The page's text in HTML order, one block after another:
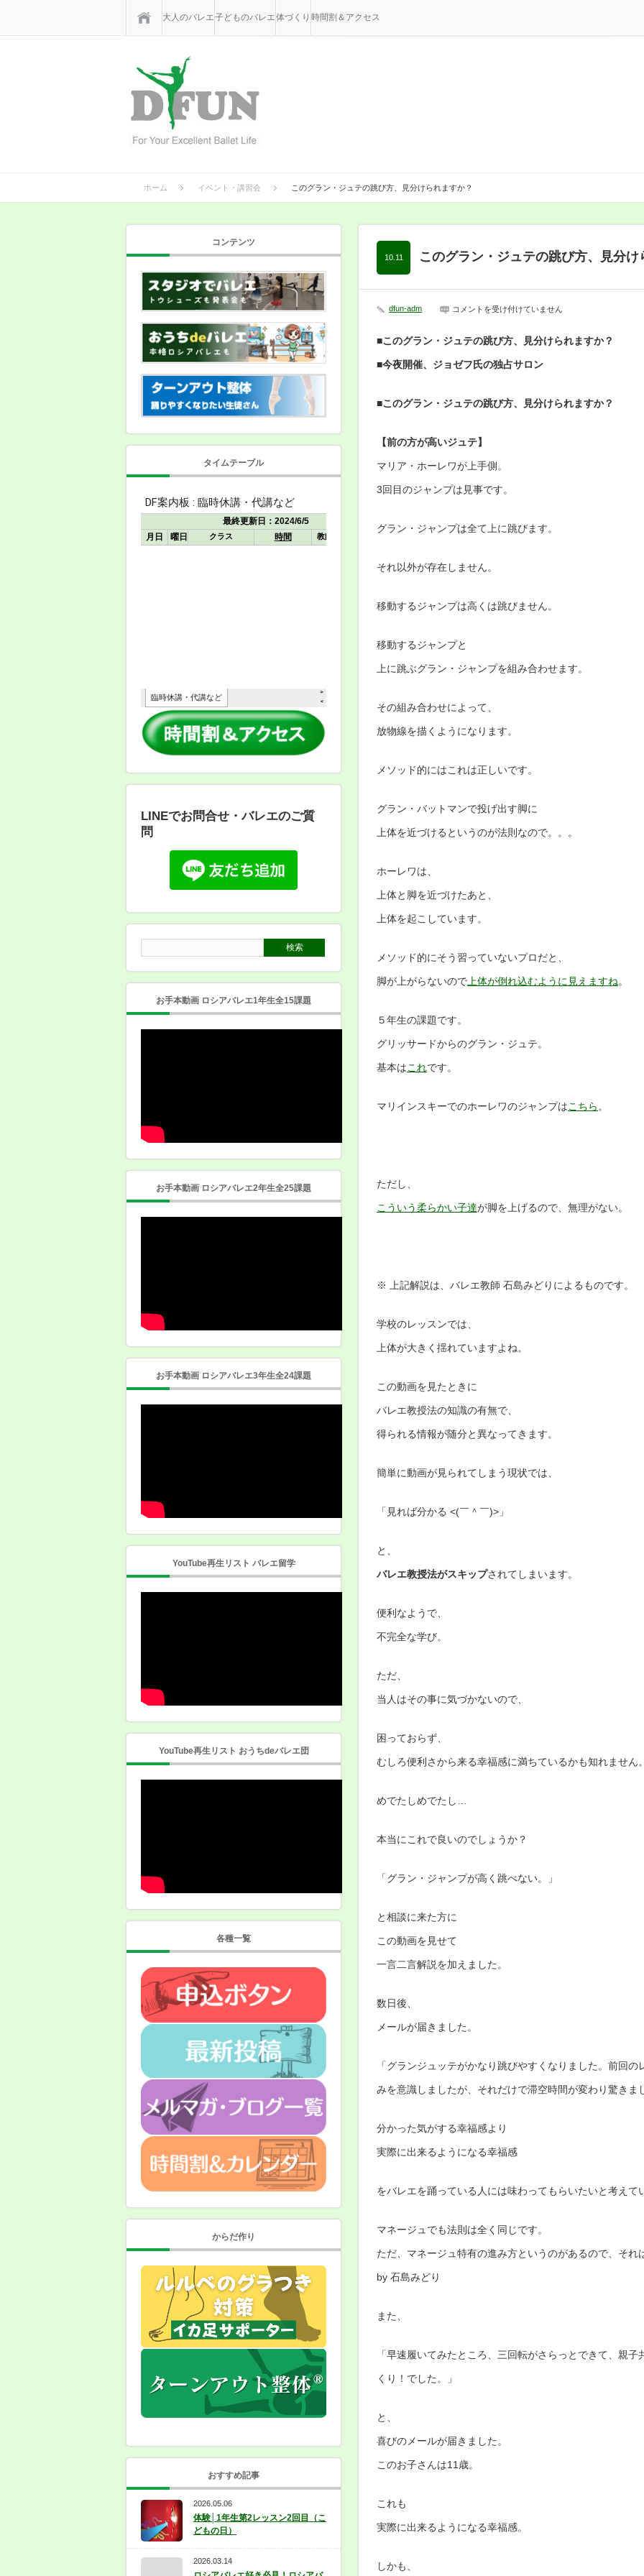
大人のバレエ子どものバレエ体づくり 時間割＆アクセス
ホーム イベント・講習会 このグラン・ジュテの跳び方、見分けられますか？
このグラン・ジュテの跳び方、見分け
10.11
dfun-adm
こ
ラ
ジ
跳
見
分
ら
ま
は
コメントを受け付けていません
■このグラン・ジュテの跳び方、見分けられますか？
■今夜開催、ジョゼフ氏の独占サロン
■このグラン・ジュテの跳び方、見分けられますか？
【前の方が高いジュテ】
マリア・ホーレワが上手側。
3回目のジャンプは見事です。
グラン・ジャンプは全て上に跳びます。
それ以外が存在しません。
移動するジャンプは高くは跳びません。
移動するジャンプと
上に跳ぶグラン・ジャンプを組み合わせます。
その組み合わせによって、
放物線を描くようになります。
メソッド的にはこれは正しいです。
グラン・バットマンで投げ出す脚に
上体を近づけるというのが法則なので。。。
ホーレワは、
上体と脚を近づけたあと、
上体を起こしています。
メソッド的にそう習っていないプロだと、
脚が上がらないので 上体が倒れ込むように見えますね。
５年生の課題です。
グリッサードからのグラン・ジュテ。
基本はこれです。
マリインスキーでのホーレワのジャンプはこちら 。
ただし、
こういう柔らかい子達が脚を上げるので、無理がない。
※ 上記解説は、バレエ教師 石島みどりによるものです。
学校のレッスンでは、
上体が大きく揺れていますよね。
この動画を見たときに
バレエ教授法の知識の有無で、
得られる情報が随分と異なってきます。
簡単に動画が見られてしまう現状では、
「見れば分かる <(￣＾￣)>」
と、
バレエ教授法がスキップされてしまいます。
便利なようで、
不完全な学び。
ただ、
当人はその事に気づかないので、
困っておらず、
むしろ便利さから来る幸福感に満ちているかも知れません
めでたしめでたし…
本当にこれで良いのでしょうか？
「グラン・ジャンプが高く跳べない。」
と相談に来た方に
この動画を見せて
一言二言解説を加えました。
数日後、
メールが届きました。
「グランジュッテがかなり跳びやすくなりました。 前回の
みを意識しましたが、それだけで滞空時間が変わり驚きま
分かった気がする幸福感より
実際に出来るようになる幸福感
をバレエを踊っている人には味わってもらいたいと考えて
マネージュでも法則は全く同じです。
ただ、マネージュ特有の進み方というのがあるので、 それ
by 石島みどり
また、
「早速履いてみたところ、三回転がさらっとできて、 親子
くり！でした。」
と、
喜びのメールが届きました。
このお子さんは11歳。
これも
実際に出来るようになる幸福感。
しかも、
コンテンツ
タイムテーブル
LINEでお問合せ・バレエのご質
問
お手本動画 ロシアバレエ1年生全15課題
お手本動画 ロシアバレエ2年生全25課題
お手本動画 ロシアバレエ3年生全24課題
YouTube再生リスト バレエ留学
YouTube再生リスト おうちdeバレエ団
各種一覧
からだ作り
おすすめ記事
2026.05.06
体験│1年生第2レッスン2回目（こ
どもの日）
2026.03.14